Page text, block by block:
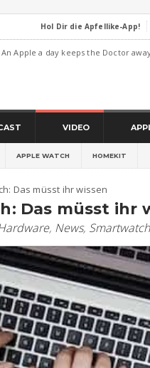
Hol Dir die Apfellike-App!
An Apple a day keeps the Doctor
VIDEO
APPLE WATCH HOMEKIT
Das müsst ihr wissen
Das müsst ihr
, News, Smartwatch